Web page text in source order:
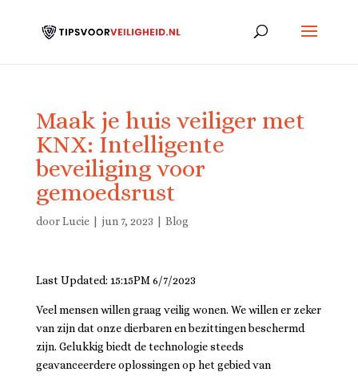
Maak je huis veiliger met
KNX: Intelligente
beveiliging voor
gemoedsrust
doorLucie| jun 7, 2023 Blog
Last Updated: 15:15PM 6/7/2023
Veel mensen willen graag veilig wonen. We willen er zeker
van zijn dat onze dierbaren en bezittingen beschermd
zijn. Gelukkig biedt de technologie steeds
geavanceerdere oplossingen op het gebied van